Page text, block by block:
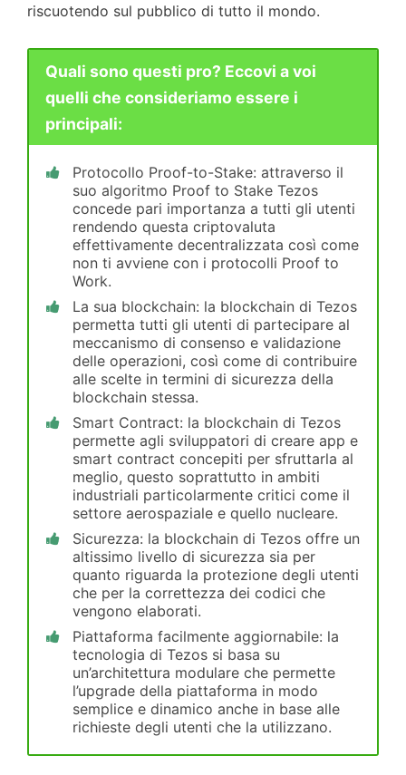
riscuotendo sul pubblico di tutto il mondo.
Quali sono questi pro? Eccovi a voi
quelli che consideriamo essere i
principali:
Protocollo Proof-to-Stake: attraverso il
suo algoritmo Proof to Stake Tezos
concede pari importanza a tutti gli utenti
rendendo questa criptovaluta
effettivamente decentralizzata così come
non ti avviene con i protocolli Proof to
Work.
La sua blockchain: la blockchain di Tezos
permetta tutti gli utenti di partecipare al
meccanismo di consenso e validazione
delle operazioni, così come di contribuire
alle scelte in termini di sicurezza della
blockchain stessa.
Smart Contract: la blockchain di Tezos
permette agli sviluppatori di creare app e
smart contract concepiti per sfruttarla al
meglio, questo soprattutto in ambiti
industriali particolarmente critici come il
settore aerospaziale e quello nucleare.
Sicurezza: la blockchain di Tezos offre un
altissimo livello di sicurezza sia per
quanto riguarda la protezione degli utenti
che per la correttezza dei codici che
vengono elaborati.
Piattaforma facilmente aggiornabile: la
tecnologia di Tezos si basa su
un’architettura modulare che permette
l’upgrade della piattaforma in modo
semplice e dinamico anche in base alle
richieste degli utenti che la utilizzano.